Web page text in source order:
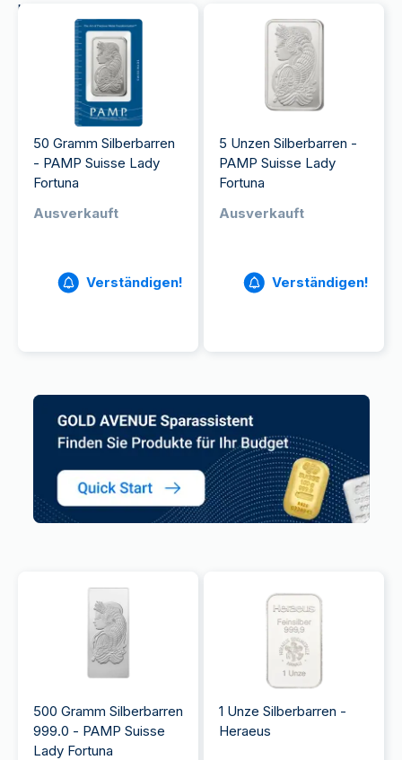
kaufen.
50 Gramm Silberbarren
- PAMP Suisse Lady
Fortuna
Ausverkauft
Verständigen!
5 Unzen Silberbarren -
PAMP Suisse Lady
Fortuna
Ausverkauft
Verständigen!
500 Gramm Silberbarren
999.0 - PAMP Suisse
Lady Fortuna
1 Unze Silberbarren -
Heraeus